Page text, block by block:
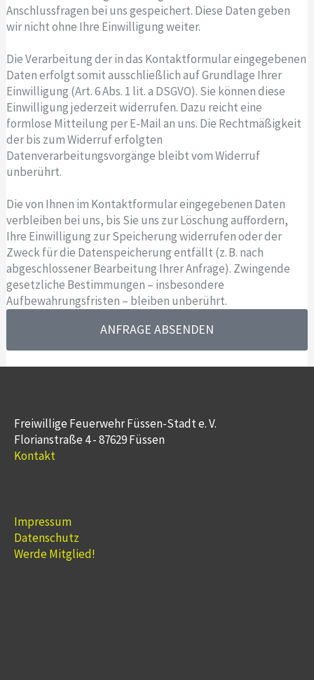
Anschlussfragen bei uns gespeichert. Diese Daten geben
wir nicht ohne Ihre Einwilligung weiter.
Die Verarbeitung der in das Kontaktformular eingegebenen
Daten erfolgt somit ausschließlich auf Grundlage Ihrer
Einwilligung (Art. 6 Abs. 1 lit. a DSGVO). Sie können diese
Einwilligung jederzeit widerrufen. Dazu reicht eine
formlose Mitteilung per E-Mail an uns. Die Rechtmäßigkeit
der bis zum Widerruf erfolgten
Datenverarbeitungsvorgänge bleibt vom Widerruf
unberührt.
Die von Ihnen im Kontaktformular eingegebenen Daten
verbleiben bei uns, bis Sie uns zur Löschung auffordern,
Ihre Einwilligung zur Speicherung widerrufen oder der
Zweck für die Datenspeicherung entfällt (z. B. nach
abgeschlossener Bearbeitung Ihrer Anfrage). Zwingende
gesetzliche Bestimmungen – insbesondere
Aufbewahrungsfristen – bleiben unberührt.
ANFRAGE ABSENDEN
Freiwillige Feuerwehr Füssen-Stadt e. V.
Florianstraße 4 - 87629 Füssen
Kontakt
Impressum
Datenschutz
Werde Mitglied!